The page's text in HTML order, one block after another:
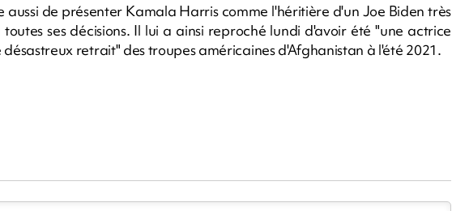
aussi de présenter Kamala Harris comme l'héritière d'un Joe Biden très
ses décisions. Il lui a ainsi reproché lundi d'avoir été "une actrice
retrait" des troupes américaines d'Afghanistan à l'été 2021.